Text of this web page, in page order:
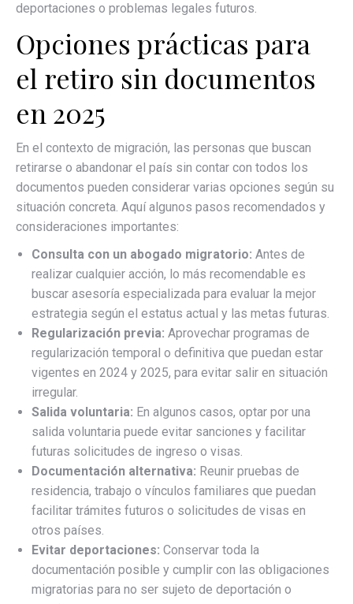
deportaciones o problemas legales futuros.
Opciones prácticas para
el retiro sin documentos
en 2025
En el contexto de migración, las personas que buscan
retirarse o abandonar el país sin contar con todos los
documentos pueden considerar varias opciones según su
situación concreta. Aquí algunos pasos recomendados y
consideraciones importantes:
Consulta con un abogado migratorio: Antes de
realizar cualquier acción, lo más recomendable es
buscar asesoría especializada para evaluar la mejor
estrategia según el estatus actual y las metas futuras.
Regularización previa: Aprovechar programas de
regularización temporal o definitiva que puedan estar
vigentes en 2024 y 2025, para evitar salir en situación
irregular.
Salida voluntaria: En algunos casos, optar por una
salida voluntaria puede evitar sanciones y facilitar
futuras solicitudes de ingreso o visas.
Documentación alternativa: Reunir pruebas de
residencia, trabajo o vínculos familiares que puedan
facilitar trámites futuros o solicitudes de visas en
otros países.
Evitar deportaciones: Conservar toda la
documentación posible y cumplir con las obligaciones
migratorias para no ser sujeto de deportación o